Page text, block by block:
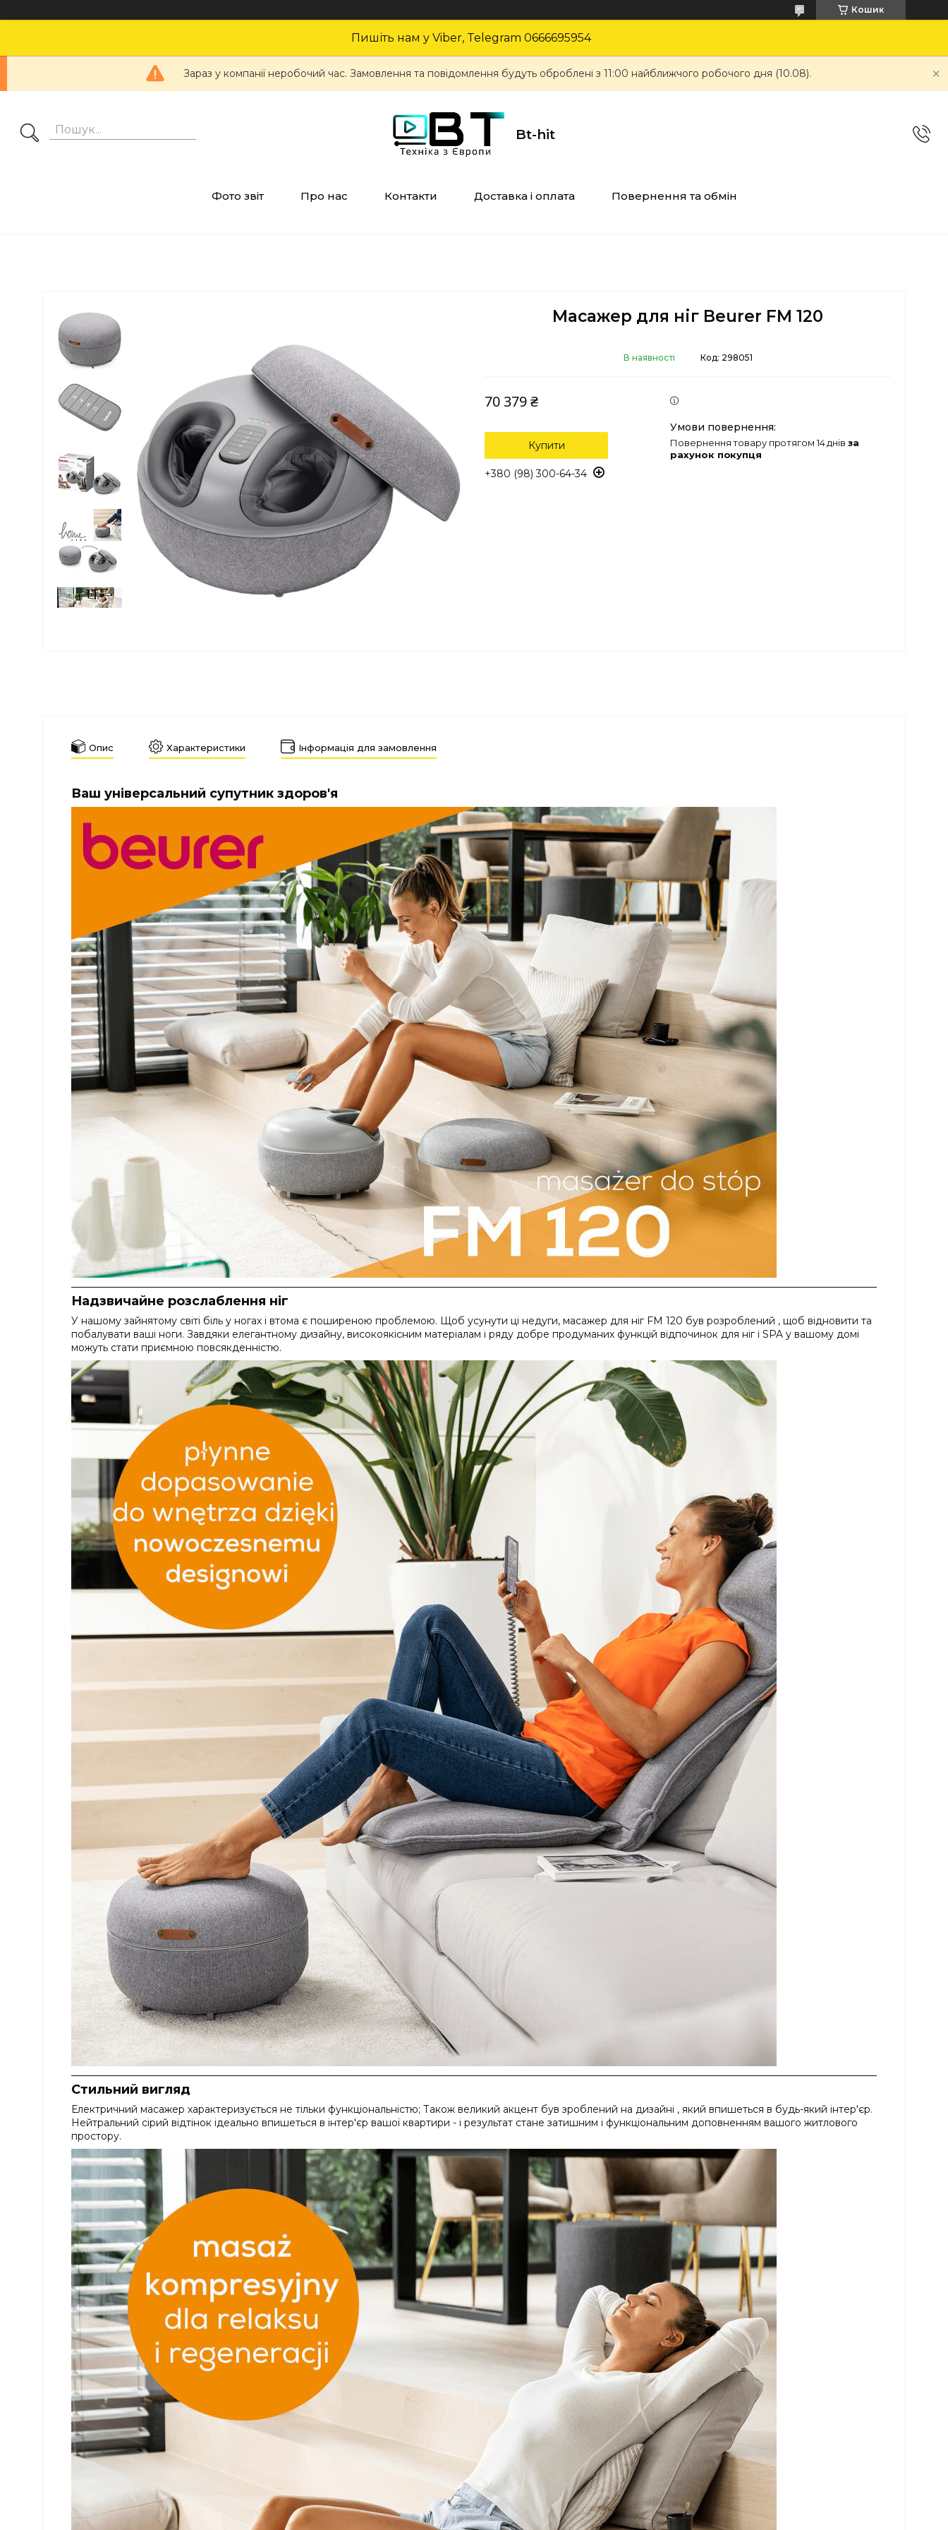
Кошик
Пишіть нам у Viber, Telegram 0666695954
Зараз у компанії неробочий час. Замовлення та повідомлення будуть оброблені з 11:00 найближчого робочого дня (10.08).
Bt-hit
Фото звіт Про нас Контакти Доставка і оплата Повернення та обмін
Масажер для ніг Beurer FM 120
В наявності Код: 298051
70 379 ₴
Купити
+380 (98) 300-64-34
повернення товару протягом 14 днів за
рахунок покупця
Опис Характеристики Інформація для замовлення
Ваш універсальний супутник здоров'я
Надзвичайне розслаблення ніг
У нашому зайнятому світі біль у ногах і втома є поширеною проблемою. Щоб усунути ці недуги, масажер для ніг FM 120 був розроблений , щоб відновити та
побалувати ваші ноги. Завдяки елегантному дизайну, високоякісним матеріалам і ряду добре продуманих функцій відпочинок для ніг і SPA у вашому домі
можуть стати приємною повсякденністю.
Стильний вигляд
Електричний масажер характеризується не тільки функціональністю; Також великий акцент був зроблений на дизайні , який впишеться в будь-який інтер'єр.
Нейтральний сірий відтінок ідеально впишеться в інтер'єр вашої квартири - і результат стане затишним і функціональним доповненням вашого житлового
простору.